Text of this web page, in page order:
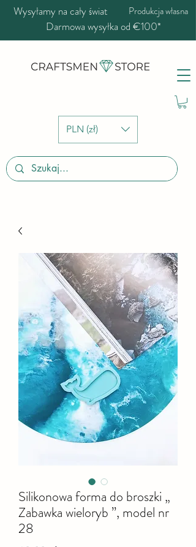
PLN (zł)
Wysyłamy na cały świat Produkcja własna
Darmowa wysyłka od €100*
Silikonowa forma do broszki „
Zabawka wieloryb ”, model nr
28